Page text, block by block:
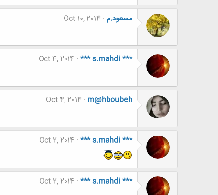
مسعود.م Oct 10, 2014
*** s.mahdi ***
Oct 4, 2014
m@hboubeh
Oct 4, 2014
*** s.mahdi ***
Oct 2, 2014
*** s.mahdi ***
Oct 2, 2014